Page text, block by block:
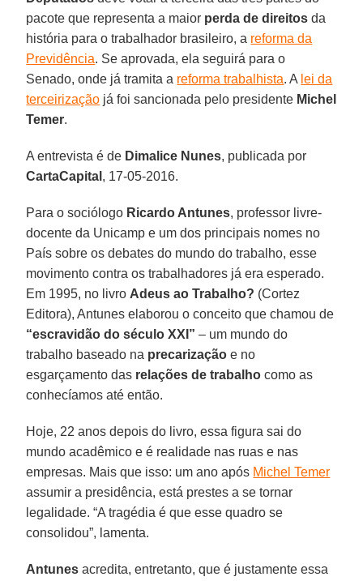
pacote que representa a maior perda de direitos da
história para o trabalhador brasileiro, a reforma da
Previdência. Se aprovada, ela seguirá para o
Senado, onde já tramita a reforma trabalhista. A lei da
terceirização já foi sancionada pelo presidente Michel
Temer.
A entrevista é de Dimalice Nunes, publicada por
CartaCapital , 17-05-2016.
Para o sociólogo Ricardo Antunes, professor livre-
docente da Unicamp e um dos principais nomes no
País sobre os debates do mundo do trabalho, esse
movimento contra os trabalhadores já era esperado.
Em 1995, no livro Adeus ao Trabalho? (Cortez
Editora), Antunes elaborou o conceito que chamou de
“escravidão do século XXI” – um mundo do
trabalho baseado na precarização e no
esgarçamento das relações de trabalho como as
conhecíamos até então.
Hoje, 22 anos depois do livro, essa figura sai do
mundo acadêmico e é realidade nas ruas e nas
empresas. Mais que isso: um ano após Michel Temer
assumir a presidência, está prestes a se tornar
legalidade. “A tragédia é que esse quadro se
consolidou”, lamenta.
Antunes acredita, entretanto, que é justamente essa